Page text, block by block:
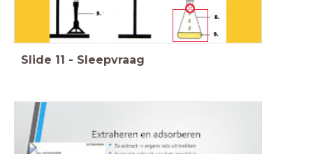
Slide 11 - Sleepvraag